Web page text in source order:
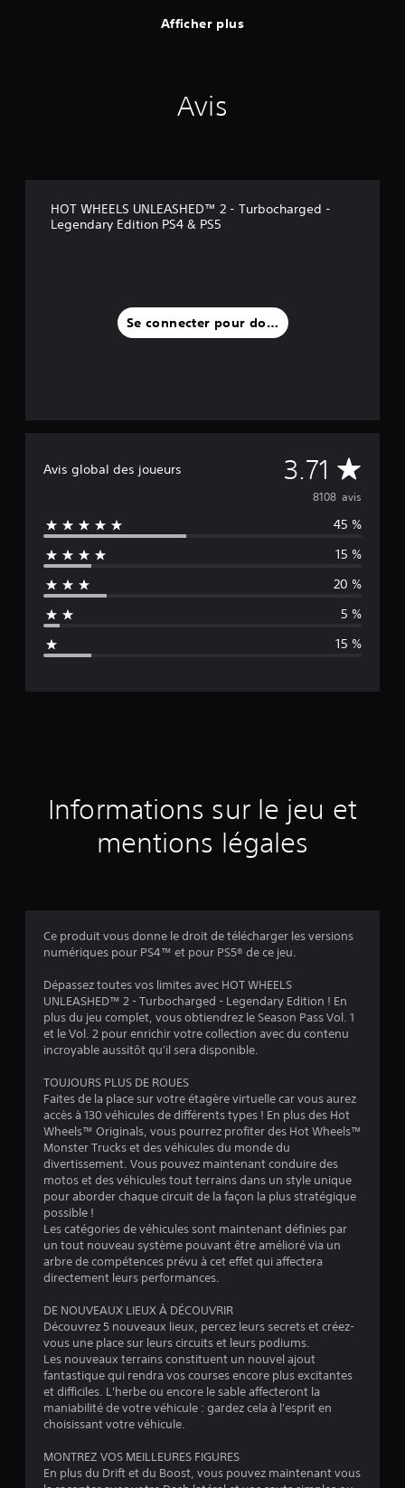
Afficher plus
Avis
HOT WHEELS UNLEASHED™ 2 - Turbocharged -
Legendary Edition PS4 & PS5
Se connecter pour donner un avis
Avis global des joueurs 3.71 M
o
y
e
n
n
d
a
s
3
.
1
é
t
o
e
s
s
r
8108 avis
45 %
15 %
20 %
5 %
15 %
Informations sur le jeu et
mentions légales
Ce produit vous donne le droit de télécharger les versions
numériques pour PS4™ et pour PS5® de ce jeu.
Dépassez toutes vos limites avec HOT WHEELS
UNLEASHED™ 2 - Turbocharged - Legendary Edition ! En
plus du jeu complet, vous obtiendrez le Season Pass Vol. 1
et le Vol. 2 pour enrichir votre collection avec du contenu
incroyable aussitôt qu'il sera disponible.
TOUJOURS PLUS DE ROUES
Faites de la place sur votre étagère virtuelle car vous aurez
accès à 130 véhicules de différents types ! En plus des Hot
Wheels™ Originals, vous pourrez profiter des Hot Wheels™
Monster Trucks et des véhicules du monde du
divertissement. Vous pouvez maintenant conduire des
motos et des véhicules tout terrains dans un style unique
pour aborder chaque circuit de la façon la plus stratégique
possible !
Les catégories de véhicules sont maintenant définies par
un tout nouveau système pouvant être amélioré via un
arbre de compétences prévu à cet effet qui affectera
directement leurs performances.
DE NOUVEAUX LIEUX À DÉCOUVRIR
Découvrez 5 nouveaux lieux, percez leurs secrets et créez-
vous une place sur leurs circuits et leurs podiums.
Les nouveaux terrains constituent un nouvel ajout
fantastique qui rendra vos courses encore plus excitantes
et difficiles. L'herbe ou encore le sable affecteront la
maniabilité de votre véhicule : gardez cela à l'esprit en
choisissant votre véhicule.
MONTREZ VOS MEILLEURES FIGURES
En plus du Drift et du Boost, vous pouvez maintenant vous